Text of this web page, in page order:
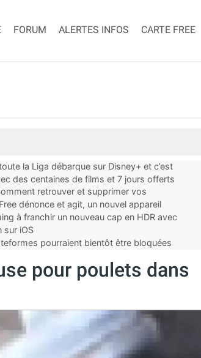
FORUM ALERTES INFOS CARTE FREE
la Liga débarque sur Disney+ et c’est
des centaines de films et 7 jours offerts
retrouver et supprimer vos
dénonce et agit, un nouvel appareil
à franchir un nouveau cap en HDR avec
sur iOS
pourraient bientôt être bloquées
pour poulets dans